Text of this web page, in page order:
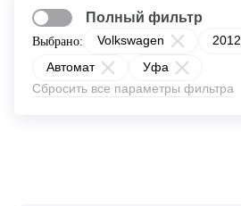
Выбрано: Volkswagen
2012
Автомат
Уфа
Сбросить все параметры фильтра
Полный фильтр